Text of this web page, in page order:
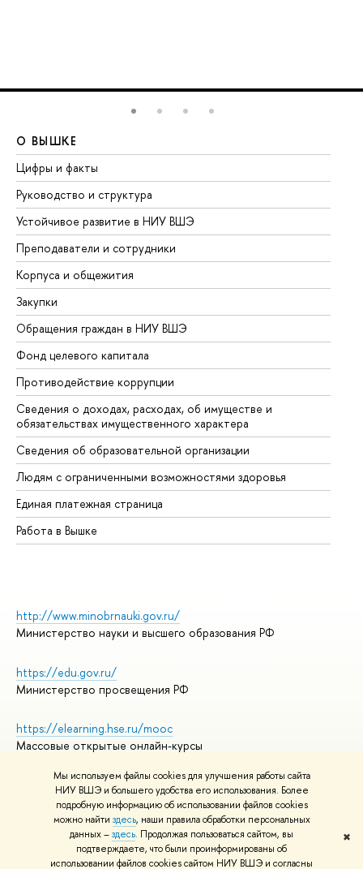
Мы используем файлы cookies для улучшения работы сайта
НИУ ВШЭ и большего удобства его использования. Более
подробную информацию об использовании файлов cookies
можно найти здесь, наши правила обработки персональных
данных –здесь. Продолжая пользоваться сайтом, вы
подтверждаете, что были проинформированы об
использовании файлов cookies сайтом НИУ ВШЭ и согласны
✖
О ВЫШКЕ
Цифры и факты
Руководство и структура
Устойчивое развитие в НИУ ВШЭ
Преподаватели и сотрудники
Корпуса и общежития
Закупки
Обращения граждан в НИУ ВШЭ
Фонд целевого капитала
Противодействие коррупции
Сведения о доходах, расходах, об имуществе и
обязательствах имущественного характера
Сведения об образовательной организации
Людям с ограниченными возможностями здоровья
Единая платежная страница
Работа в Вышке
http://www.minobrnauki.gov.ru/
Министерство науки и высшего образования РФ
https://edu.gov.ru/
Министерство просвещения РФ
https://elearning.hse.ru/mooc
Массовые открытые онлайн-курсы
© НИУ ВШЭ 1993–2026
Адреса и контакты
Условия использования материалов
Политика конфиденциальности